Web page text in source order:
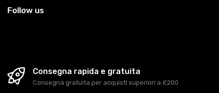
Follow us
Consegna rapida e gratuita
Consegna gratuita per acquisti superiori a £200